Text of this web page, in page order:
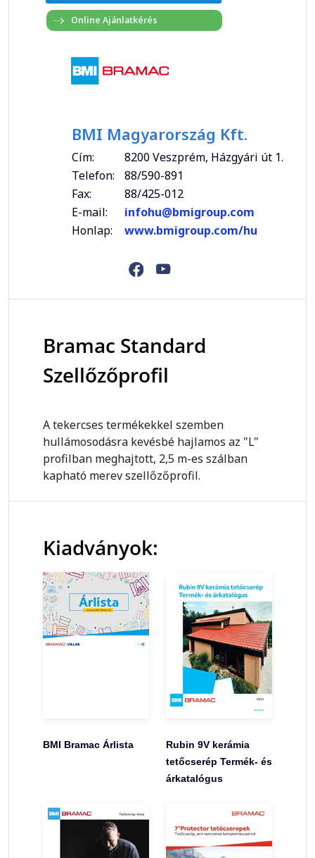
BMI Magyarország Kft.
Cím:
8200 Veszprém, Házgyári út 1.
Telefon:
88/590-891
Fax:
88/425-012
E-mail:
infohu@bmigroup.com
Honlap:
www.bmigroup.com/hu
Bramac Standard
Szellőzőprofil
A tekercses termékekkel szemben
hullámosodásra kevésbé hajlamos az "L"
profilban meghajtott, 2,5 m-es szálban
kapható merev szellőzőprofil.
Kiadványok:
BMI Bramac Árlista
Rubin 9V kerámia
tetőcserép Termék- és
árkatalógus